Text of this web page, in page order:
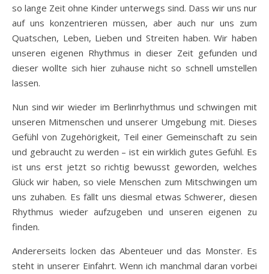
so lange Zeit ohne Kinder unterwegs sind. Dass wir uns nur
auf uns konzentrieren müssen, aber auch nur uns zum
Quatschen, Leben, Lieben und Streiten haben. Wir haben
unseren eigenen Rhythmus in dieser Zeit gefunden und
dieser wollte sich hier zuhause nicht so schnell umstellen
lassen.
Nun sind wir wieder im Berlinrhythmus und schwingen mit
unseren Mitmenschen und unserer Umgebung mit. Dieses
Gefühl von Zugehörigkeit, Teil einer Gemeinschaft zu sein
und gebraucht zu werden – ist ein wirklich gutes Gefühl. Es
ist uns erst jetzt so richtig bewusst geworden, welches
Glück wir haben, so viele Menschen zum Mitschwingen um
uns zuhaben. Es fällt uns diesmal etwas Schwerer, diesen
Rhythmus wieder aufzugeben und unseren eigenen zu
finden.
Andererseits locken das Abenteuer und das Monster. Es
steht in unserer Einfahrt. Wenn ich manchmal daran vorbei